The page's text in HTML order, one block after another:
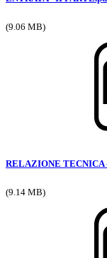
(9.06 MB)
RELAZIONE TECNICA
(9.14 MB)